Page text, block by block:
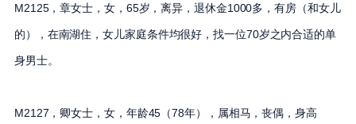
M2125，章女士，女，65岁，离异，退休金1000多，有房（和女儿
的），在南湖住，女儿家庭条件均很好，找一位70岁之内合适的单
身男士。
M2127，卿女士，女，年龄45（78年），属相马，丧偶，身高